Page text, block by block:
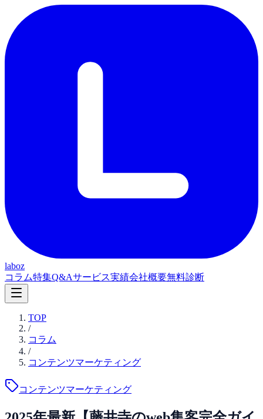
laboz
コラム特集Q&Aサービス実績会社概要無料診断
TOP
/
コラム
/
コンテンツマーケティング
コンテンツマーケティング